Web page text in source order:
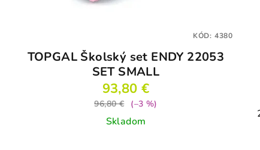
TOPGAL Školský set ENDY 22053
SET SMALL
93,80 €
96,80 € (–3 %)
Skladom
KÓD: 4380